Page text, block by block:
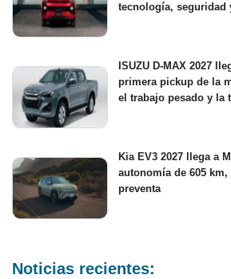
tecnología, seguridad
ISUZU D-MAX 2027
primera pickup de la
el trabajo pesado y la
Kia EV3 2027 llega a
autonomía de 605
preventa
Noticias recientes: